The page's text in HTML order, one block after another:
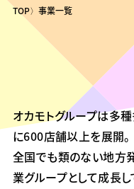
TOP 事業一覧
オカモトグループは多
に600店舗以上を展開。
全国でも類のない地方
業グループとして成長し